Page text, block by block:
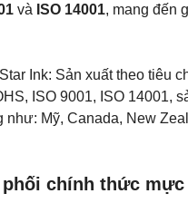
lượng
và ISO 14001, mang đến
Ink: Sản xuất theo tiêu
ISO 9001, ISO 14001,
Mỹ, Canada, New
phối chính thức